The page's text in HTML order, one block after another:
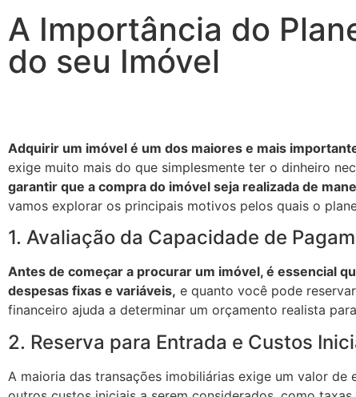
A Importância do
do seu Imóvel
Adquirir um imóvel é um dos maiores e mais
exige muito mais do que simplesmente ter o dinheiro
garantir que a compra do imóvel seja realizada de
vamos explorar os principais motivos pelos quais o
1. Avaliação da Capacidade de
Antes de começar a procurar um imóvel, é essencial
despesas fixas e variáveis, e quanto você pode
financeiro ajuda a determinar um orçamento realista
2. Reserva para Entrada e Custos
A maioria das transações imobiliárias exige um valor